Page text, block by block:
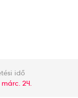
idő
márc. 24.